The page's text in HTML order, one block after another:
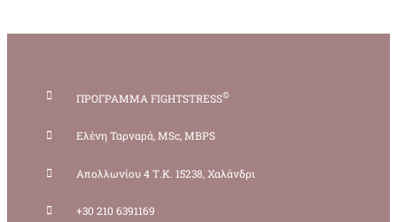
ΠΡΟΓΡΑΜΜΑ FIGHTSTRESS©
Ελένη Ταρναρά, MSc, MBPS
Απολλωνίου 4 Τ.Κ. 15238, Χαλάνδρι
+30 210 6391169